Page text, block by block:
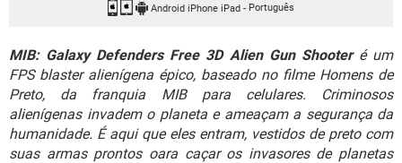
GMAIL
INSTAGRAM GMAIL
GUIA DE COMPRAS
Android iPhone iPad - Português
MIB: Galaxy Defenders Free 3D Alien Gun Shooteré um
FPS blaster alienígena épico, baseado no filme Homens de
Preto, da franquia MIB para celulares. Criminosos
alienígenas invadem o planeta e ameaçam a segurança da
humanidade. É aqui que eles entram, vestidos de preto com
suas armas prontos oara caçar os invasores de planetas